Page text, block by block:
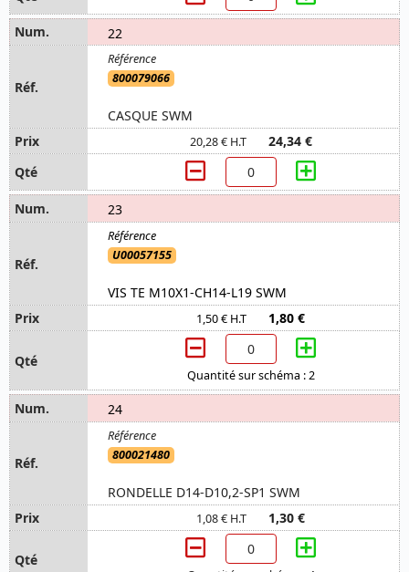
22
800079066
CASQUE SWM
20,28 € H.T 24,34 €
23
U00057155
VIS TE M10X1-CH14-L19 SWM
1,50 € H.T 1,80 €
Quantité sur schéma : 2
24
800021480
RONDELLE D14-D10,2-SP1 SWM
1,08 € H.T 1,30 €